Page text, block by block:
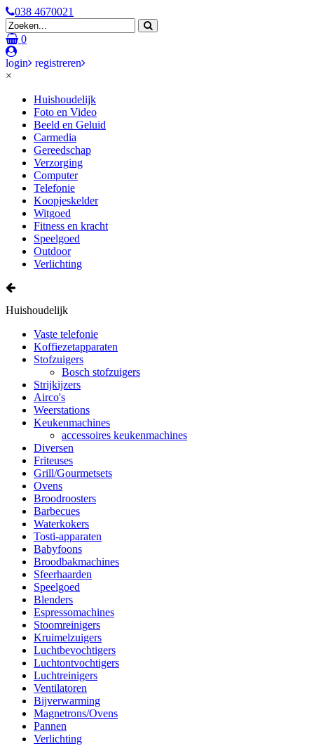
038 4670021
0
login
registreren
×
Huishoudelijk
Foto en Video
Beeld en Geluid
Carmedia
Gereedschap
Verzorging
Computer
Telefonie
Koopjeskelder
Witgoed
Fitness en kracht
Speelgoed
Outdoor
Verlichting
Huishoudelijk
Vaste telefonie
Koffiezetapparaten
Stofzuigers
Bosch stofzuigers
Strijkijzers
Airco's
Weerstations
Keukenmachines
accessoires keukenmachines
Diversen
Friteuses
Grill/Gourmetsets
Ovens
Broodroosters
Barbecues
Waterkokers
Tosti-apparaten
Babyfoons
Broodbakmachines
Sfeerhaarden
Speelgoed
Blenders
Espressomachines
Stoomreinigers
Kruimelzuigers
Luchtbevochtigers
Luchtontvochtigers
Luchtreinigers
Ventilatoren
Bijverwarming
Magnetrons/Ovens
Pannen
Verlichting